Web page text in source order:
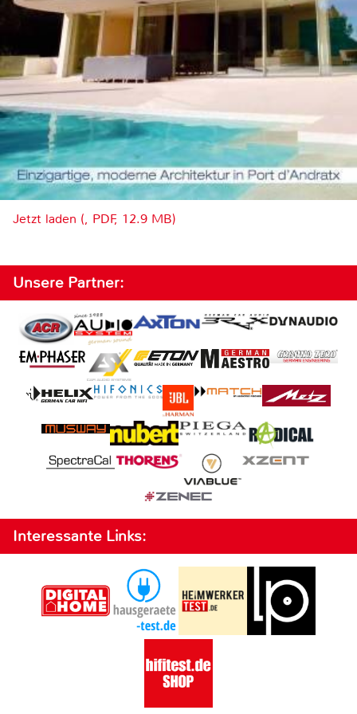
Jetzt laden (, PDF, 12.9 MB)
Unsere Partner:
Interessante Links: